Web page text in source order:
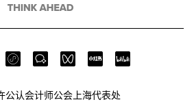
公认会计师公会上海代表处